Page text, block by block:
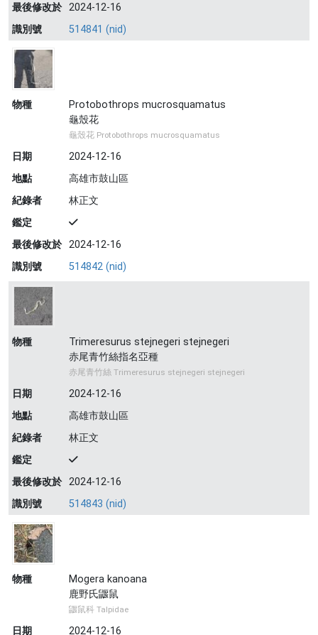
最後修改於 2024-12-16
識別號
514841 (nid)
物種
Protobothrops mucrosquamatus
龜殼花
龜殼花 Protobothrops mucrosquamatus
日期
2024-12-16
地點
高雄市鼓山區
紀錄者
林正文
鑑定
最後修改於 2024-12-16
識別號
514842 (nid)
物種
Trimeresurus stejnegeri stejnegeri
赤尾青竹絲指名亞種
赤尾青竹絲 Trimeresurus stejnegeri stejnegeri
日期
2024-12-16
地點
高雄市鼓山區
紀錄者
林正文
鑑定
最後修改於 2024-12-16
識別號
514843 (nid)
物種
Mogera kanoana
鹿野氏鼴鼠
鼴鼠科 Talpidae
日期 2024-12-16